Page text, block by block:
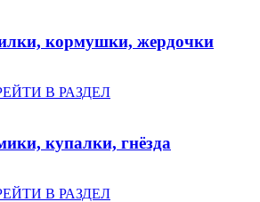
кормушки, жердочки
В РАЗДЕЛ
купалки, гнёзда
В РАЗДЕЛ